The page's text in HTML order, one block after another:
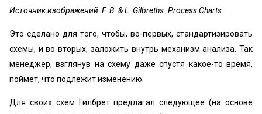
Источник изображений: F. B. & L. Gilbreths. Process Charts.
Это сделано для того, чтобы, во-первых, стандартизировать
схемы, и во-вторых, заложить внутрь механизм анализа. Так
менеджер, взглянув на схему даже спустя какое-то время,
поймет, что подлежит изменению.
Для своих схем Гилбрет предлагал следующее (на основе